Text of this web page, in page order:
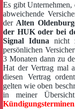
Es gibt Unternehmen,
abweichende
der Alten
der HUK oder bei
Signal Iduna nicht
persönlichen
3 Monaten dann zu
Hat der Vertrag mal
diesen Vertrag
gelten wie oben
in meiner
Kündigungsterminen